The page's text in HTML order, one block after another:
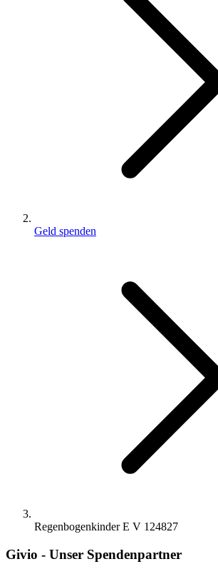
Geld spenden
Regenbogenkinder E V 124827
Givio - Unser Spendenpartner